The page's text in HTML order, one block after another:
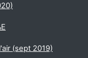
(sept 2019)